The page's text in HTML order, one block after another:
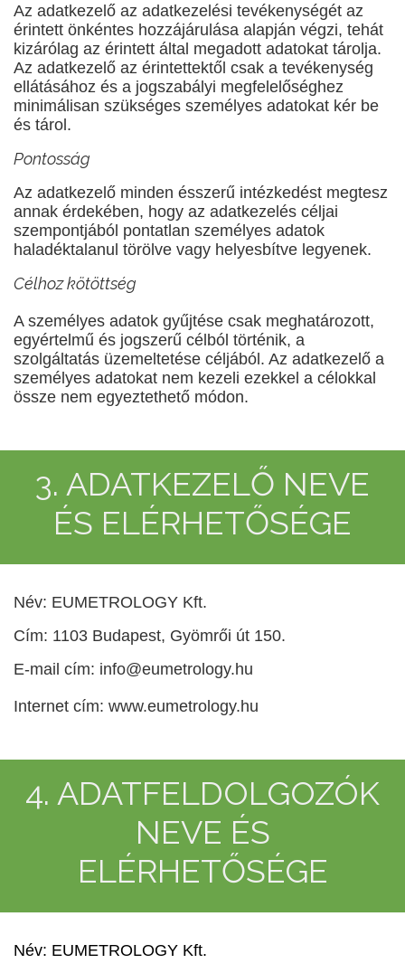
Az adatkezelő az adatkezelési tevékenységét az
érintett önkéntes hozzájárulása alapján végzi, tehát
kizárólag az érintett által megadott adatokat tárolja.
Az adatkezelő az érintettektől csak a tevékenység
ellátásához és a jogszabályi megfelelőséghez
minimálisan szükséges személyes adatokat kér be
és tárol.
Pontosság
Az adatkezelő minden ésszerű intézkedést megtesz
annak érdekében, hogy az adatkezelés céljai
szempontjából pontatlan személyes adatok
haladéktalanul törölve vagy helyesbítve legyenek.
Célhoz kötöttség
A személyes adatok gyűjtése csak meghatározott,
egyértelmű és jogszerű célból történik, a
szolgáltatás üzemeltetése céljából. Az adatkezelő a
személyes adatokat nem kezeli ezekkel a célokkal
össze nem egyeztethető módon.
3. ADATKEZELŐ NEVE
ÉS ELÉRHETŐSÉGE
Név: EUMETROLOGY Kft.
Cím: 1103 Budapest, Gyömrői út 150.
E-mail cím: info@eumetrology.hu
Internet cím: www.eumetrology.hu
4. ADATFELDOLGOZÓK
NEVE ÉS
ELÉRHETŐSÉGE
Név: EUMETROLOGY Kft.